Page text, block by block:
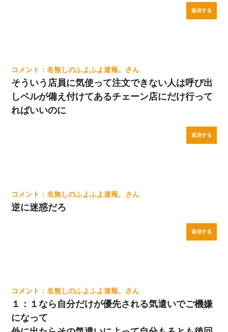
返信する
名無しのふよふよ速報。
そういう店員に気使って注文できない人は呼び出
しベルが備え付けてあるチェーン店にだけ行って
ればいいのに
返信する
名無しのふよふよ速報。
逆に迷惑だろ
返信する
名無しのふよふよ速報。
１：１なら自分だけが優先される気遣いでご機嫌
になって